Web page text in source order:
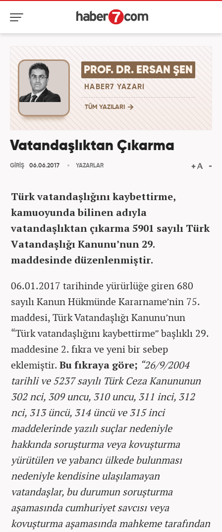
PROF. DR. ERSAN ŞEN
HABER7 YAZARI
TÜM YAZILARI
Vatandaşlıktan Çıkarma
GİRİŞ 06.06.2017 YAZARLAR
Türk vatandaşlığını kaybettirme,
kamuoyunda bilinen adıyla
vatandaşlıktan çıkarma 5901 sayılı Türk
Vatandaşlığı Kanunu’nun 29.
maddesinde düzenlenmiştir.
06.01.2017 tarihinde yürürlüğe giren 680
sayılı Kanun Hükmünde Kararname’nin 75.
maddesi, Türk Vatandaşlığı Kanunu’nun
“Türk vatandaşlığını kaybettirme” başlıklı 29.
maddesine 2. fıkra ve yeni bir sebep
eklemiştir.Bu fıkraya göre; “26/9/2004
tarihli ve 5237 sayılı Türk Ceza Kanununun
302 nci, 309 uncu, 310 uncu, 311 inci, 312
nci, 313 üncü, 314 üncü ve 315 inci
maddelerinde yazılı suçlar nedeniyle
hakkında soruşturma veya kovuşturma
yürütülen ve yabancı ülkede bulunması
nedeniyle kendisine ulaşılamayan
vatandaşlar, bu durumun soruşturma
aşamasında cumhuriyet savcısı veya
kovuşturma aşamasında mahkeme tarafından